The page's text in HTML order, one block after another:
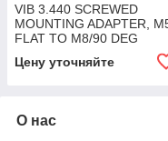
VIB 3.440 SCREWED
MOUNTING ADAPTER,
FLAT TO M8/90 DEG
Цену уточняйте
О нас